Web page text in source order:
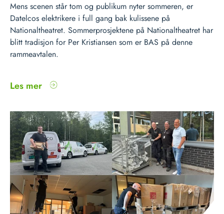
Mens scenen står tom og publikum nyter sommeren, er
Datelcos elektrikere i full gang bak kulissene på
Nationaltheatret. Sommerprosjektene på Nationaltheatret har
blitt tradisjon for Per Kristiansen som er BAS på denne
rammeavtalen.
Les mer